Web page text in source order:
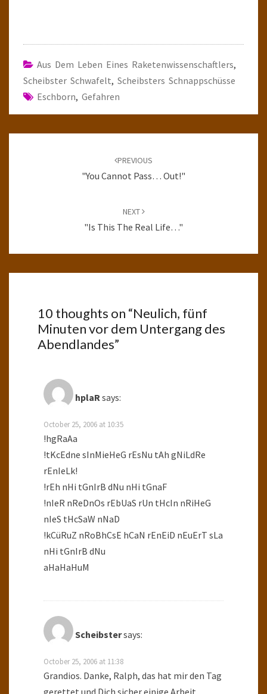
Aus Dem Leben Eines Raketenwissenschaftlers,
Scheibster Schwafelt, Scheibsters Schnappschüsse
Eschborn, Gefahren
PREVIOUS
"You Cannot Pass… Out!"
NEXT
"Is This The Real Life…"
10 thoughts on “Neulich, fünf
Minuten vor dem Untergang des
Abendlandes”
hplaRsays:
October 25, 2006 at 10:35
!hgRaAa
!tKcEdne sInMieHeG rEsNu tAh gNiLdRe
rEnIeLk!
!rEh nHi tGnIrB dNu nHi tGnaF
!nIeR nReDnOs rEbUaS rUn tHcIn nRiHeG
nIeS tHcSaW nNaD
!kCüRuZ nRoBhCsE hCaN rEnEiD nEuErT sLa
nHi tGnIrB dNu
aHaHaHuM
Scheibstersays:
October 25, 2006 at 11:38
Grandios. Danke, Ralph, das hat mir den Tag